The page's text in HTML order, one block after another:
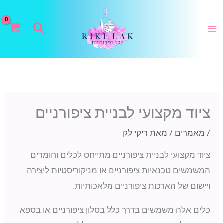
חיפוש
ציוד מקצועי לבניית ציפורניים
/ מאמרים / מאת ריקי לק
ציוד מקצועי לבניית ציפורניים מתייחס לכלים וחומרים
המשמשים טכנאיות ציפורניים או מניקוריסטיות ליצירה
ויישום של הארכות ציפורניים מלאכותיות.
כלים אלה משמשים בדרך כלל בסלון ציפורניים או בספא